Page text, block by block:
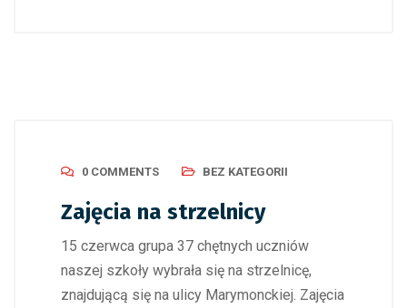
0 COMMENTS BEZ KATEGORII
Zajęcia na strzelnicy
15 czerwca grupa 37 chętnych uczniów
naszej szkoły wybrała się na strzelnicę,
znajdującą się na ulicy Marymonckiej. Zajęcia